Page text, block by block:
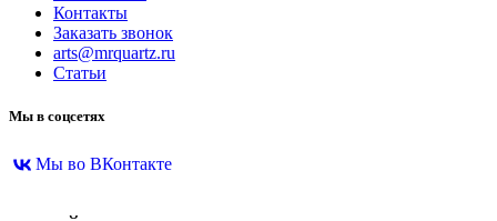
Контакты
Заказать звонок
arts@mrquartz.ru
Статьи
Мы в соцсетях
Мы во ВКонтакте